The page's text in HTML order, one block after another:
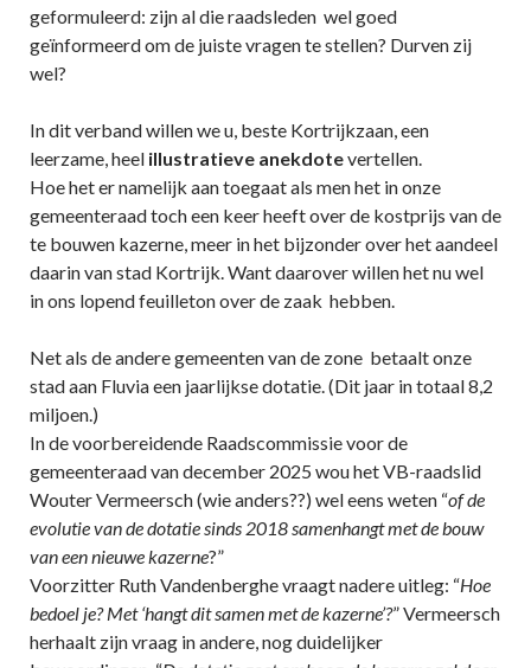
geformuleerd: zijn al die raadsleden wel goed
geïnformeerd om de juiste vragen te stellen? Durven zij
wel?
In dit verband willen we u, beste Kortrijkzaan, een
leerzame, heel illustratieve anekdotevertellen.
Hoe het er namelijk aan toegaat als men het in onze
gemeenteraad toch een keer heeft over de kostprijs van de
te bouwen kazerne, meer in het bijzonder over het aandeel
daarin van stad Kortrijk. Want daarover willen het nu wel
in ons lopend feuilleton over de zaak hebben.
Net als de andere gemeenten van de zone betaalt onze
stad aan Fluvia een jaarlijkse dotatie. (Dit jaar in totaal 8,2
miljoen.)
In de voorbereidende Raadscommissie voor de
gemeenteraad van december 2025 wou het VB-raadslid
Wouter Vermeersch (wie anders??) wel eens weten “of de
evolutie van de dotatie sinds 2018 samenhangt met de bouw
van een nieuwe kazerne?”
Voorzitter Ruth Vandenberghe vraagt nadere uitleg: “Hoe
bedoel je? Met ‘hangt dit samen met de kazerne’?” Vermeersch
herhaalt zijn vraag in andere, nog duidelijker